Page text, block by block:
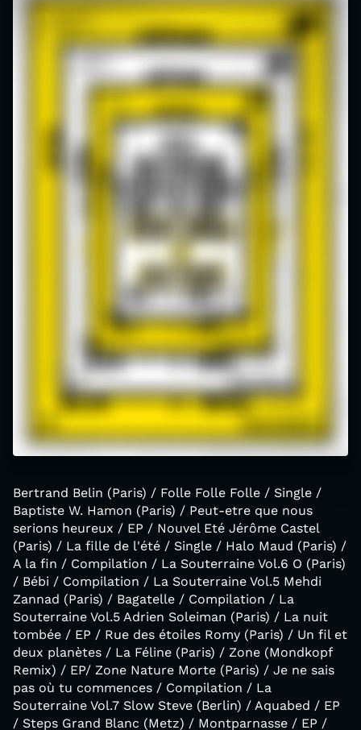
Bertrand Belin (Paris) / Folle Folle Folle / Single /
Baptiste W. Hamon (Paris) / Peut-etre que nous
serions heureux / EP / Nouvel Eté Jérôme Castel
(Paris) / La fille de l'été / Single / Halo Maud (Paris) /
A la fin / Compilation / La Souterraine Vol.6 O (Paris)
/ Bébi / Compilation / La Souterraine Vol.5 Mehdi
Zannad (Paris) / Bagatelle / Compilation / La
Souterraine Vol.5 Adrien Soleiman (Paris) / La nuit
tombée / EP / Rue des étoiles Romy (Paris) / Un fil et
deux planètes / La Féline (Paris) / Zone (Mondkopf
Remix) / EP/ Zone Nature Morte (Paris) / Je ne sais
pas où tu commences / Compilation / La
Souterraine Vol.7 Slow Steve (Berlin) / Aquabed / EP
/ Steps Grand Blanc (Metz) / Montparnasse / EP /